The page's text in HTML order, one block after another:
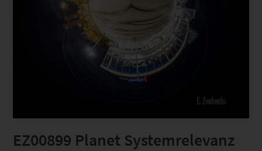
EZ00899 Planet Systemrelevanz